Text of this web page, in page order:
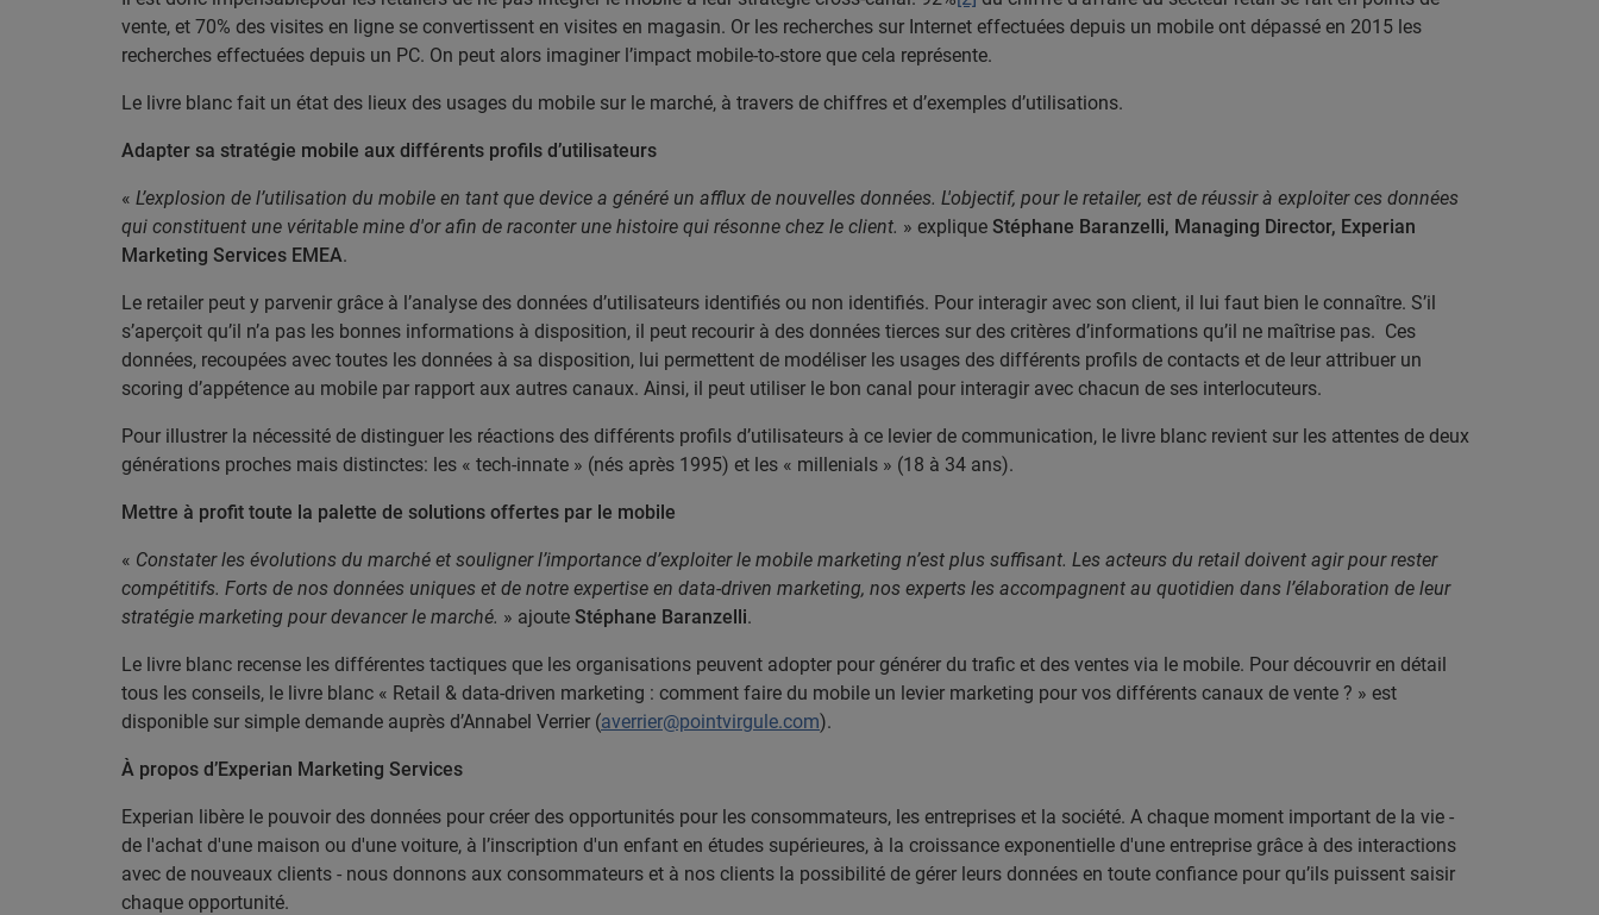
vente, et 70% des visites en ligne se convertissent en visites en magasin. Or les recherches sur Internet effectuées depuis un mobile ont dépassé en 2015 les
recherches effectuées depuis un PC. On peut alors imaginer l’impact mobile-to-store que cela représente.
Le livre blanc fait un état des lieux des usages du mobile sur le marché, à travers de chiffres et d’exemples d’utilisations.
Adapter sa stratégie mobile aux différents profils d’utilisateurs
« L’explosion de l’utilisation du mobile en tant que device a généré un afflux de nouvelles données. L'objectif, pour le retailer, est de réussir à exploiter ces données
qui constituent une véritable mine d'or afin de raconter une histoire qui résonne chez le client. » explique Stéphane Baranzelli, Managing Director, Experian
Marketing Services EMEA.
Le retailer peut y parvenir grâce à l’analyse des données d’utilisateurs identifiés ou non identifiés. Pour interagir avec son client, il lui faut bien le connaître. S’il
s’aperçoit qu’il n’a pas les bonnes informations à disposition, il peut recourir à des données tierces sur des critères d’informations qu’il ne maîtrise pas. Ces
données, recoupées avec toutes les données à sa disposition, lui permettent de modéliser les usages des différents profils de contacts et de leur attribuer un
scoring d’appétence au mobile par rapport aux autres canaux. Ainsi, il peut utiliser le bon canal pour interagir avec chacun de ses interlocuteurs.
Pour illustrer la nécessité de distinguer les réactions des différents profils d’utilisateurs à ce levier de communication, le livre blanc revient sur les attentes de deux
générations proches mais distinctes: les « tech-innate » (nés après 1995) et les « millenials » (18 à 34 ans).
Mettre à profit toute la palette de solutions offertes par le mobile
« Constater les évolutions du marché et souligner l’importance d’exploiter le mobile marketing n’est plus suffisant. Les acteurs du retail doivent agir pour rester
compétitifs. Forts de nos données uniques et de notre expertise en data-driven marketing, nos experts les accompagnent au quotidien dans l’élaboration de leur
stratégie marketing pour devancer le marché. » ajoute Stéphane Baranzelli.
Le livre blanc recense les différentes tactiques que les organisations peuvent adopter pour générer du trafic et des ventes via le mobile. Pour découvrir en détail
tous les conseils, le livre blanc « Retail & data-driven marketing : comment faire du mobile un levier marketing pour vos différents canaux de vente ? » est
disponible sur simple demande auprès d’Annabel Verrier (averrier@pointvirgule.com).
À propos d’Experian Marketing Services
Experian libère le pouvoir des données pour créer des opportunités pour les consommateurs, les entreprises et la société. A chaque moment important de la vie -
de l'achat d'une maison ou d'une voiture, à l’inscription d'un enfant en études supérieures, à la croissance exponentielle d'une entreprise grâce à des interactions
avec de nouveaux clients - nous donnons aux consommateurs et à nos clients la possibilité de gérer leurs données en toute confiance pour qu’ils puissent saisir
chaque opportunité.